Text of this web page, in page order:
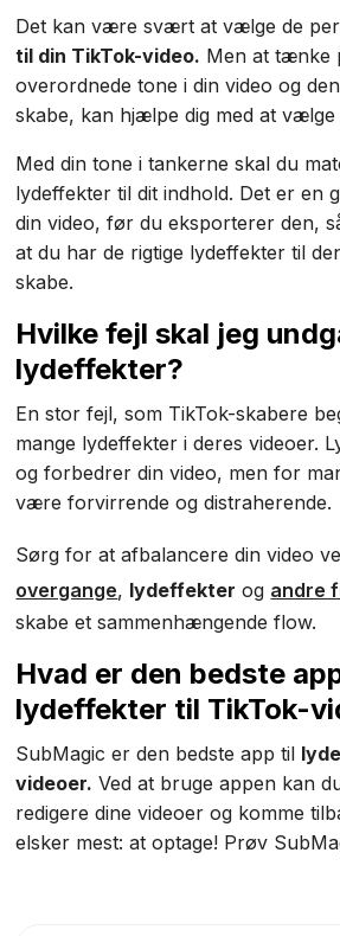
Det kan være svært at vælge de
til din TikTok-video. Men at tænke
overordnede tone i din video og
skabe, kan hjælpe dig med at vælge
Med din tone i tankerne skal du
lydeffekter til dit indhold. Det er en
din video, før du eksporterer den,
at du har de rigtige lydeffekter til
skabe.
Hvilke fejl skal jeg
lydeffekter?
En stor fejl, som TikTok-skabere
mange lydeffekter i deres videoer.
og forbedrer din video, men for
være forvirrende og distraherende.
Sørg for at afbalancere din video
overgange, lydeffekter og andre
skabe et sammenhængende flow.
Hvad er den bedste
lydeffekter til TikTok-
SubMagic er den bedste app til
videoer. Ved at bruge appen kan
redigere dine videoer og komme
elsker mest: at optage! Prøv